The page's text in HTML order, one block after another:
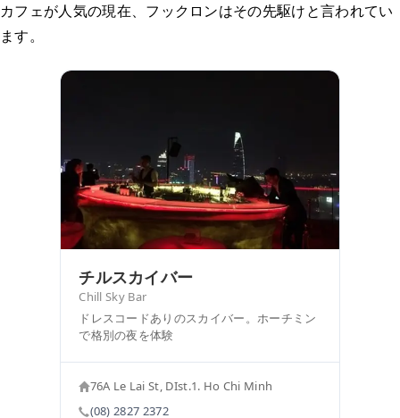
カフェが人気の現在、フックロンはその先駆けと言われてい
ます。
チルスカイバー
Chill Sky Bar
ドレスコードありのスカイバー。ホーチミン
で格別の夜を体験
76A Le Lai St, DIst.1. Ho Chi Minh
(08) 2827 2372